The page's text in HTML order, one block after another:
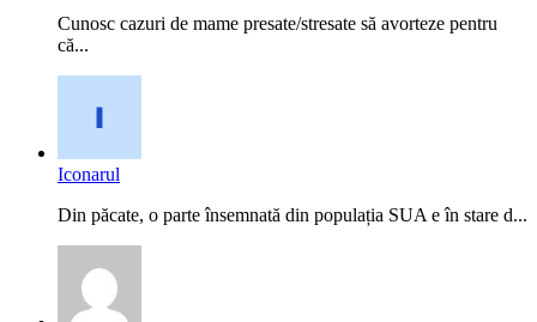
Cunosc cazuri de mame presate/stresate să avorteze pentru
că...
Iconarul
Din păcate, o parte însemnată din populația SUA e în stare d...